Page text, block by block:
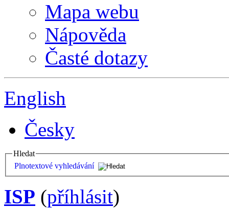
Mapa webu
Nápověda
Časté dotazy
English
Česky
Hledat
Plnotextové vyhledávání
ISP (příhlásit)